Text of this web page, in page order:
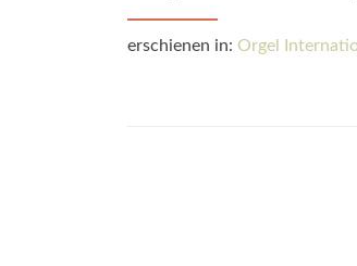
erschienen in: Orgel